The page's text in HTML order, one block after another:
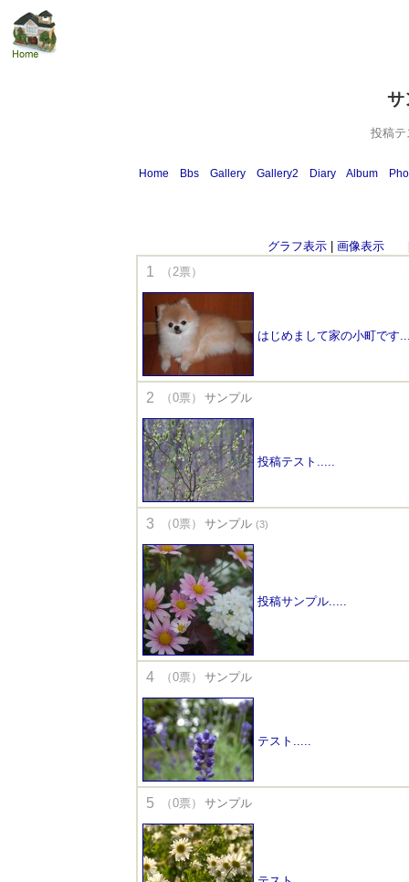
サ
投稿テ
Home Bbs Gallery Gallery2 Diary Album
グラフ表示 画像表示
1 （2票）
はじめまして家の小町です
2 （0票） サンプル
投稿テスト.....
3 （0票） サンプル (3)
投稿サンプル.....
4 （0票） サンプル
テスト.....
5 （0票） サンプル